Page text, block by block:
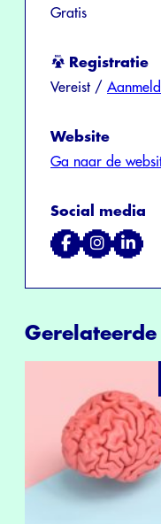
Gratis
Registratie
Vereist /
Website
Ga naar de
Social media